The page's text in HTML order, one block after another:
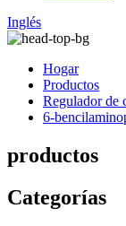
Inglés
Hogar
Productos
Regulador de
6-
productos
Categorías